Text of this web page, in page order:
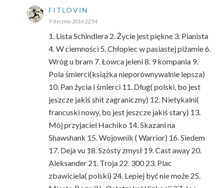
FITLOVIN
9 stycznia 2014 22:54
1. Lista Schindlera 2. Życie jest piękne 3. Pianista
4. W ciemności 5. Chłopiec w pasiastej piżamie 6.
Wróg u bram 7. Łowca jeleni 8. 9 kompania 9.
Pola śmierci(książka nieporównywalnie lepsza)
10. Pan życia i śmierci 11. Dług( polski, bo jest
jeszcze jakiś shit zagraniczny) 12. Nietykalni(
francuski nowy, bo jest jeszcze jakiś stary) 13.
Mój przyjaciel Hachiko 14. Skazani na
Shawshank 15. Wojownik ( Warrior) 16. Siedem
17. Deja vu 18. Szósty zmysł 19. Cast away 20.
Aleksander 21. Troja 22. 300 23. Plac
zbawiciela( polski) 24. Lepiej być nie może 25.